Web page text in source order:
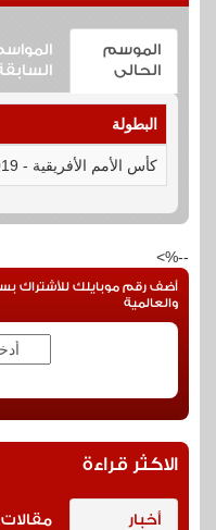
الموسم
الحالى
البطولة
كأس الأمم الأفريقية - 2019
--%>
أضف رقم موبايلك للأشتراك
والعالمية
الاكثر قراءة
أخبار مقالات